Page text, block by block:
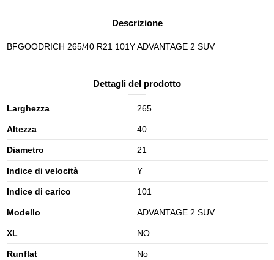
Descrizione
BFGOODRICH 265/40 R21 101Y ADVANTAGE 2 SUV
Dettagli del prodotto
Larghezza 265
Altezza 40
Diametro 21
Indice di velocità Y
Indice di carico 101
Modello ADVANTAGE 2 SUV
XL NO
Runflat No